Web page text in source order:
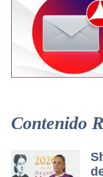
Contenido